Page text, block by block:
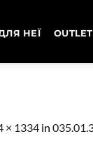
НЕЇ OUTLET
× 1334 in